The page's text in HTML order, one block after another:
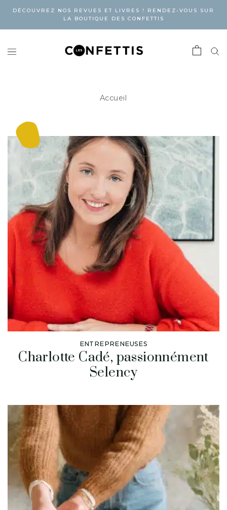
DÉCOUVREZ NOS REVUES ET LIVRES ! RENDEZ-VOUS SUR
LA BOUTIQUE DES CONFETTIS
Accueil
ENTREPRENEUSES
Charlotte Cadé, passionnément
Selency